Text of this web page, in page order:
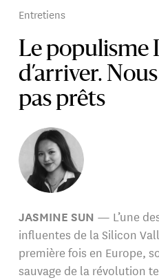
Le populisme
d’arriver.
pas prêts
Entretiens
JASMINE SUN — L’une
influentes de la Silicon
première fois en Europe,
sauvage de la révolution